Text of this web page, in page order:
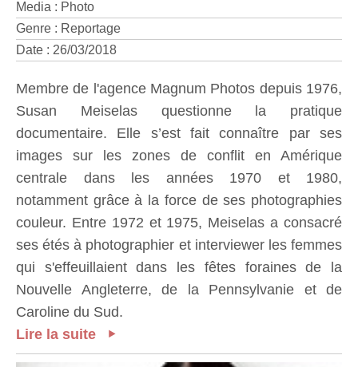
Media : Photo
Genre : Reportage
Date : 26/03/2018
Membre de l'agence Magnum Photos depuis 1976,
Susan Meiselas questionne la pratique
documentaire. Elle s’est fait connaître par ses
images sur les zones de conflit en Amérique
centrale dans les années 1970 et 1980,
notamment grâce à la force de ses photographies
couleur. Entre 1972 et 1975, Meiselas a consacré
ses étés à photographier et interviewer les femmes
qui s'effeuillaient dans les fêtes foraines de la
Nouvelle Angleterre, de la Pennsylvanie et de
Caroline du Sud.
Lire la suite